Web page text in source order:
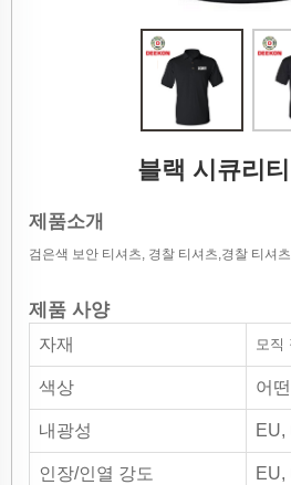
블랙 시큐리
제품소개
검은색 보안 티셔츠, 경찰 티셔츠,경찰 티셔츠
제품 사양
자재 모직
색상 어
내광성 EU,
인장/인열 강도 EU,